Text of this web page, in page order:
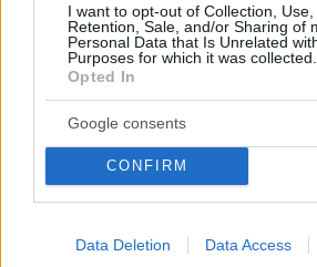
I want to opt-out of Collection, Use,
Retention, Sale, and/or Sharing of
Personal Data that Is Unrelated
Purposes for which it was collected.
Opted In
Google consents
CONFIRM
Data Deletion Data Access
«Ψευδής προπαγάνδα» της Χαμάς η
απελευθερώσει ακόμα δύο
Νωρίτερα η Χαμάς ανέφερε πως
απελευθερώσει δύο ακόμη
αρνήθηκε να τους δεχτεί
22.10.2023, 01:50